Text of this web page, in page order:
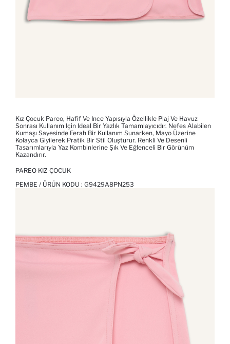
Kız Çocuk Pareo, Hafif Ve Ince Yapısıyla Özellikle Plaj Ve Havuz
Sonrası Kullanım Için Ideal Bir Yazlık Tamamlayıcıdır. Nefes Alabilen
Kumaşı Sayesinde Ferah Bir Kullanım Sunarken, Mayo Üzerine
Kolayca Giyilerek Pratik Bir Stil Oluşturur. Renkli Ve Desenli
Tasarımlarıyla Yaz Kombinlerine Şık Ve Eğlenceli Bir Görünüm
Kazandırır.
PAREO KIZ ÇOCUK
PEMBE / ÜRÜN KODU : G9429A8PN253